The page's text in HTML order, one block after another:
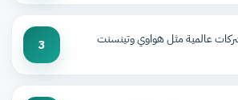
عالمية مثل هواوي وتينسنت 3